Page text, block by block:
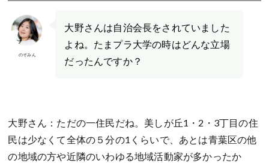
のぞみん
大野さんは自治会長をされていました
よね。たまプラ大学の時はどんな立場
だったんですか？
大野さん：ただの一住民だね。美しが丘1・2・3丁目の住
民は少なくて全体の５分の1くらいで、あとは青葉区の他
の地域の方や近隣のいわゆる地域活動家が多かったか